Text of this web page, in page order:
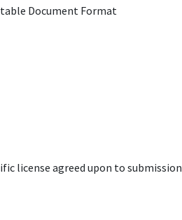
Document Format
license agreed upon to submission